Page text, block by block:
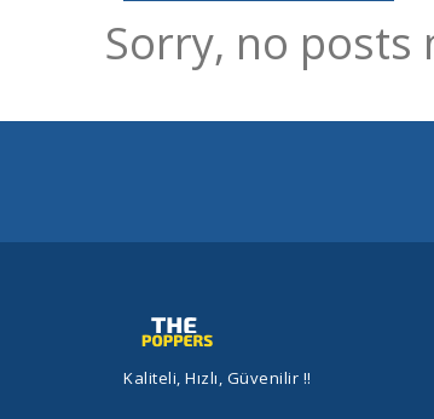
Sorry, no posts
Kaliteli, Hızlı, Güvenilir !!